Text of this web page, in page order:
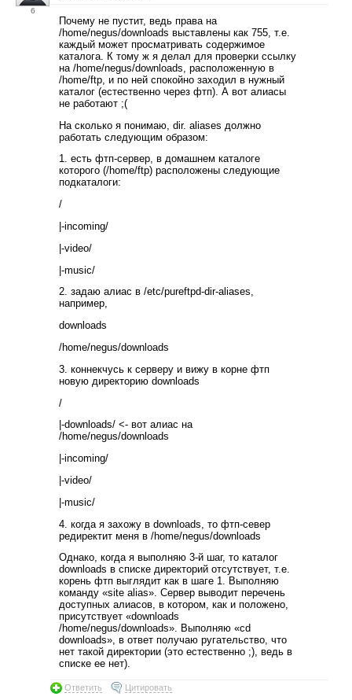
6
Почему не пустит, ведь права на
/home/negus/downloads выставлены как 755, т.е.
каждый может просматривать содержимое
каталога. К тому ж я делал для проверки ссылку
на /home/negus/downloads, расположенную в
/home/ftp, и по ней спокойно заходил в нужный
каталог (естественно через фтп). А вот алиасы
не работают ;(
На сколько я понимаю, dir. aliases должно
работать следующим образом:
1. есть фтп-сервер, в домашнем каталоге
которого (/home/ftp) расположены следующие
подкаталоги:
/
|-incoming/
|-video/
|-music/
2. задаю алиас в /etc/pureftpd-dir-aliases,
например,
downloads
/home/negus/downloads
3. коннекчусь к серверу и вижу в корне фтп
новую директорию downloads
/
|-downloads/ <- вот алиас на
/home/negus/downloads
|-incoming/
|-video/
|-music/
4. когда я захожу в downloads, то фтп-север
редиректит меня в /home/negus/downloads
Однако, когда я выполняю 3-й шаг, то каталог
downloads в списке директорий отсутствует, т.е.
корень фтп выглядит как в шаге 1. Выполняю
команду «site alias». Сервер выводит перечень
доступных алиасов, в котором, как и положено,
присутствует «downloads
/home/negus/downloads». Выполняю «cd
downloads», в ответ получаю ругательство, что
нет такой директории (это естественно ;), ведь в
списке ее нет).
Ответить Цитировать